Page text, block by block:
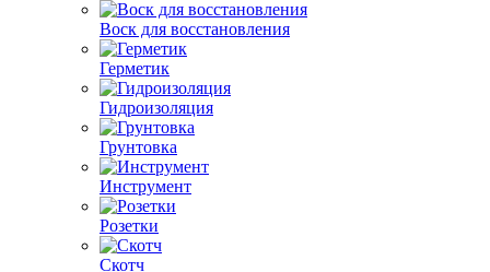
Воск для восстановления
Герметик
Гидроизоляция
Грунтовка
Инструмент
Розетки
Скотч